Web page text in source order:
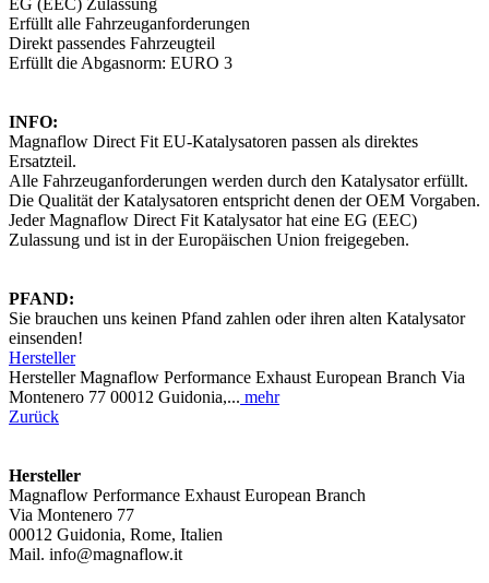
EG (EEC) Zulassung
Erfüllt alle Fahrzeuganforderungen
Direkt passendes Fahrzeugteil
Erfüllt die Abgasnorm: EURO 3
INFO:
Magnaflow Direct Fit EU-Katalysatoren passen als direktes
Ersatzteil.
Alle Fahrzeuganforderungen werden durch den Katalysator erfüllt.
Die Qualität der Katalysatoren entspricht denen der OEM Vorgaben.
Jeder Magnaflow Direct Fit Katalysator hat eine EG (EEC)
Zulassung und ist in der Europäischen Union freigegeben.
PFAND:
Sie brauchen uns keinen Pfand zahlen oder ihren alten Katalysator
einsenden!
Hersteller
Hersteller Magnaflow Performance Exhaust European Branch Via
Montenero 77 00012 Guidonia,... mehr
Zurück
Hersteller
Magnaflow Performance Exhaust European Branch
Via Montenero 77
00012 Guidonia, Rome, Italien
Mail. info@magnaflow.it